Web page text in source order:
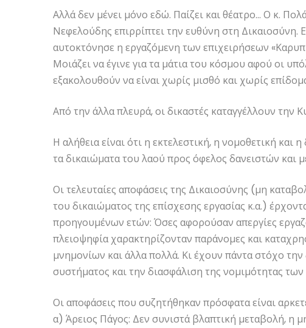
Αλλά δεν μένει μόνο εδώ. Παίζει και θέατρο… Ο κ.
Νεφελούδης επιρρίπτει την ευθύνη στη Δικαιοσύνη.
αυτοκτόνησε η εργαζόμενη των επιχειρήσεων
Μοιάζει να έγινε για τα μάτια του κόσμου αφού οι
εξακολουθούν να είναι χωρίς μισθό και χωρίς
Από την άλλα πλευρά, οι δικαστές καταγγέλλουν την
Η αλήθεια είναι ότι η εκτελεστική, η νομοθετική
τα δικαιώματα του λαού προς όφελος δανειστών και
Οι τελευταίες αποφάσεις της Δικαιοσύνης (μη
του δικαιώματος της επίσχεσης εργασίας κ.α.)
προηγουμένων ετών: Όσες αφορούσαν απεργίες
πλειοψηφία χαρακτηρίζονταν παράνομες και
μνημονίων και άλλα πολλά. Κι έχουν πάντα στόχο
συστήματος και την διασφάλιση της νομιμότητας
Οι αποφάσεις που συζητήθηκαν πρόσφατα είναι
α) Άρειος Πάγος: Δεν συνιστά βλαπτική μεταβολή, η